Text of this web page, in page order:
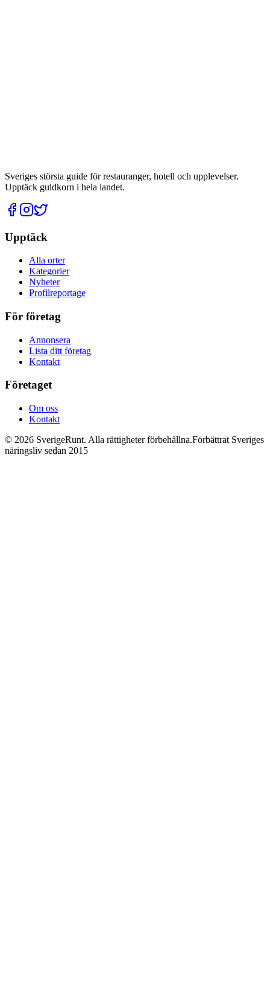
Sveriges största guide för restauranger, hotell och upplevelser.
Upptäck guldkorn i hela landet.
Upptäck
Alla orter
Kategorier
Nyheter
Profilreportage
För företag
Annonsera
Lista ditt företag
Kontakt
Företaget
Om oss
Kontakt
© 2026 SverigeRunt. Alla rättigheter förbehållna.Förbättrat Sveriges
näringsliv sedan 2015